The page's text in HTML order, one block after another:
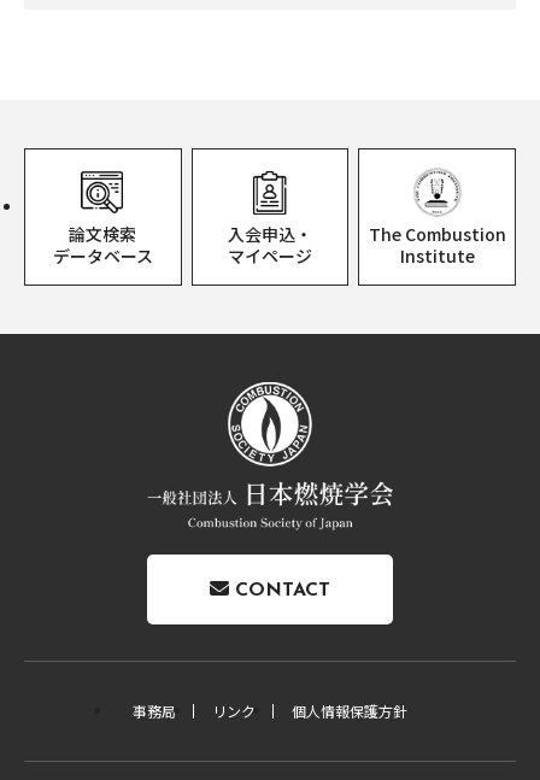
論文検索
データベース
入会申込・
マイページ
The Combustion
Institute
CONTACT
事務局 リンク 個人情報保護方針